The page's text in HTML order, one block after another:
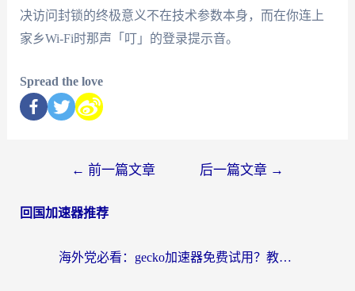
决访问封锁的终极意义不在技术参数本身，而在你连上
家乡Wi-Fi时那声「叮」的登录提示音。
Spread the love
← 前一篇文章 后一篇文章 →
回国加速器推荐
海外党必看：gecko加速器免费试用？教你选对回国加速器，无缝刷国内剧玩游戏